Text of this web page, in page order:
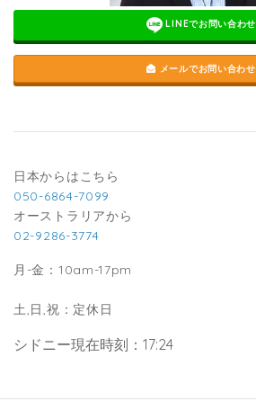
LINEでお問い合わせ
メールでお問い合わせ
日本からはこちら
050-6864-7099
オーストラリアから
02-9286-3774
月-金：10am-17pm
土,日,祝：定休日
シドニー現在時刻：17:24